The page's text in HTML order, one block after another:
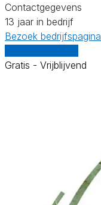
Contactgegevens
13 jaar in bedrijf
Bezoek bedrijfspagina
Gratis - Vrijblijvend